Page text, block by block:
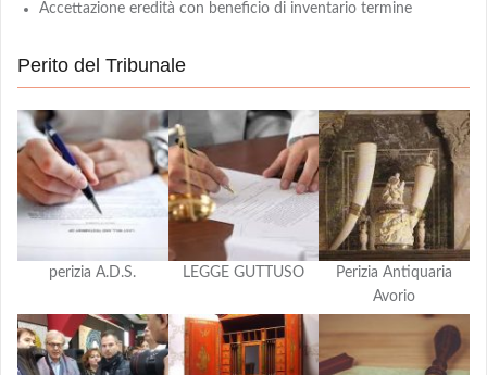
Accettazione eredità con beneficio di inventario termine
Perito del Tribunale
perizia A.D.S. LEGGE GUTTUSO
Perizia Antiquaria
Avorio